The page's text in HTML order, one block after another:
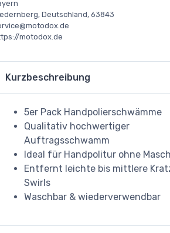
Deutschland, 63843
motodox.de
Kurzbeschreibung
5er Pack Handpolierschwämme
Qualitativ hochwertiger
Auftragsschwamm
Ideal für Handpolitur ohne
Entfernt leichte bis mittlere
Swirls
Waschbar & wiederverwendbar